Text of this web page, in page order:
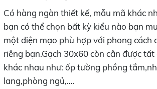
Có hàng ngàn thiết kế, mẫu mã khác
bạn có thể chọn bất kỳ kiểu nào bạn
một diện mạo phù hợp với phong cách
riêng bạn.Gạch 30x60 còn cân được
khác nhau như: ốp tường phồng
lang,phòng ngủ,….